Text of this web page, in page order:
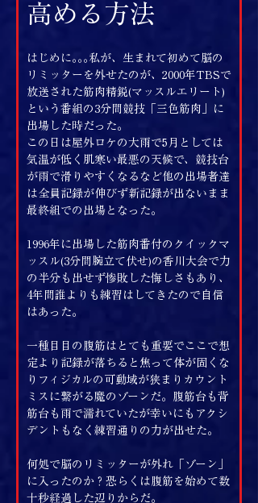
高める方法
はじめに｡｡｡私が、生まれて初めて脳の
リミッターを外せたのが、2000年TBSで
放送された筋肉精鋭(マッスルエリート)
という番組の3分間競技「三色筋肉」に
出場した時だった。
この日は屋外ロケの大雨で5月としては
気温が低く肌寒い最悪の天候で、競技台
が雨で滑りやすくなるなど他の出場者達
は全員記録が伸びず新記録が出ないまま
最終組での出場となった。
1996年に出場した筋肉番付のクイックマ
ッスル(3分間腕立て伏せ)の香川大会で力
の半分も出せず惨敗した悔しさもあり、
4年間誰よりも練習はしてきたので自信
はあった。
一種目目の腹筋はとても重要でここで想
定より記録が落ちると焦って体が固くな
りフィジカルの可動域が狭まりカウント
ミスに繋がる魔のゾーンだ。腹筋台も背
筋台も雨で濡れていたが幸いにもアクシ
デントもなく練習通りの力が出せた。
何処で脳のリミッターが外れ「ゾーン」
に入ったのか？恐らくは腹筋を始めて数
十秒経過した辺りからだ。